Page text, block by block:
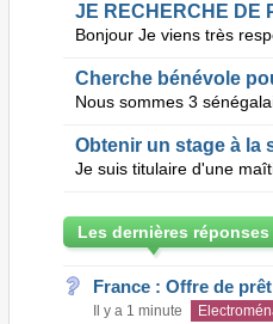
JE RECHERCHE DE
Cherche bénévole
Obtenir un stage à la
Les dernières
France : Offre de
Il y a 1 minute